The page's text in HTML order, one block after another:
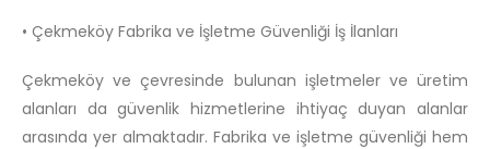
• Çekmeköy Fabrika ve İşletme Güvenliği İş İlanları
Çekmeköy ve çevresinde bulunan işletmeler ve üretim
alanları da güvenlik hizmetlerine ihtiyaç duyan alanlar
arasında yer almaktadır. Fabrika ve işletme güvenliği hem